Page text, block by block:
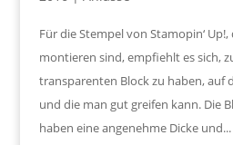
Für die Stempel von Stamopin‘
montieren sind, empfiehlt es sich,
transparenten Block zu haben, auf
und die man gut greifen kann. Die
haben eine angenehme Dicke und...